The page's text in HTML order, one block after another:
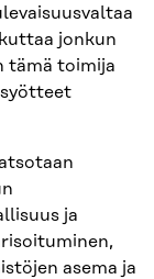
jonkun
tämä toimija
ja
asema ja